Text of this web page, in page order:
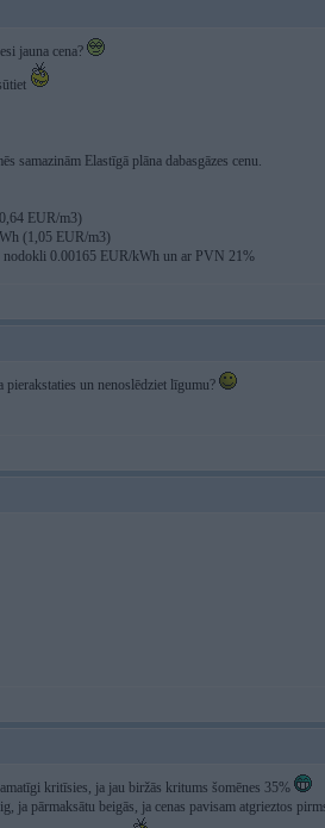
jauna cena?
samazinām Elastīgā plāna dabasgāzes cenu.
EUR/m3)
(1,05 EUR/m3)
nodokli 0.00165 EUR/kWh un ar PVN 21%
pierakstaties un nenoslēdziet līgumu?
kritīsies, ja jau biržās kritums šomēnes 35%
ja pārmaksātu beigās, ja cenas pavisam atgrieztos